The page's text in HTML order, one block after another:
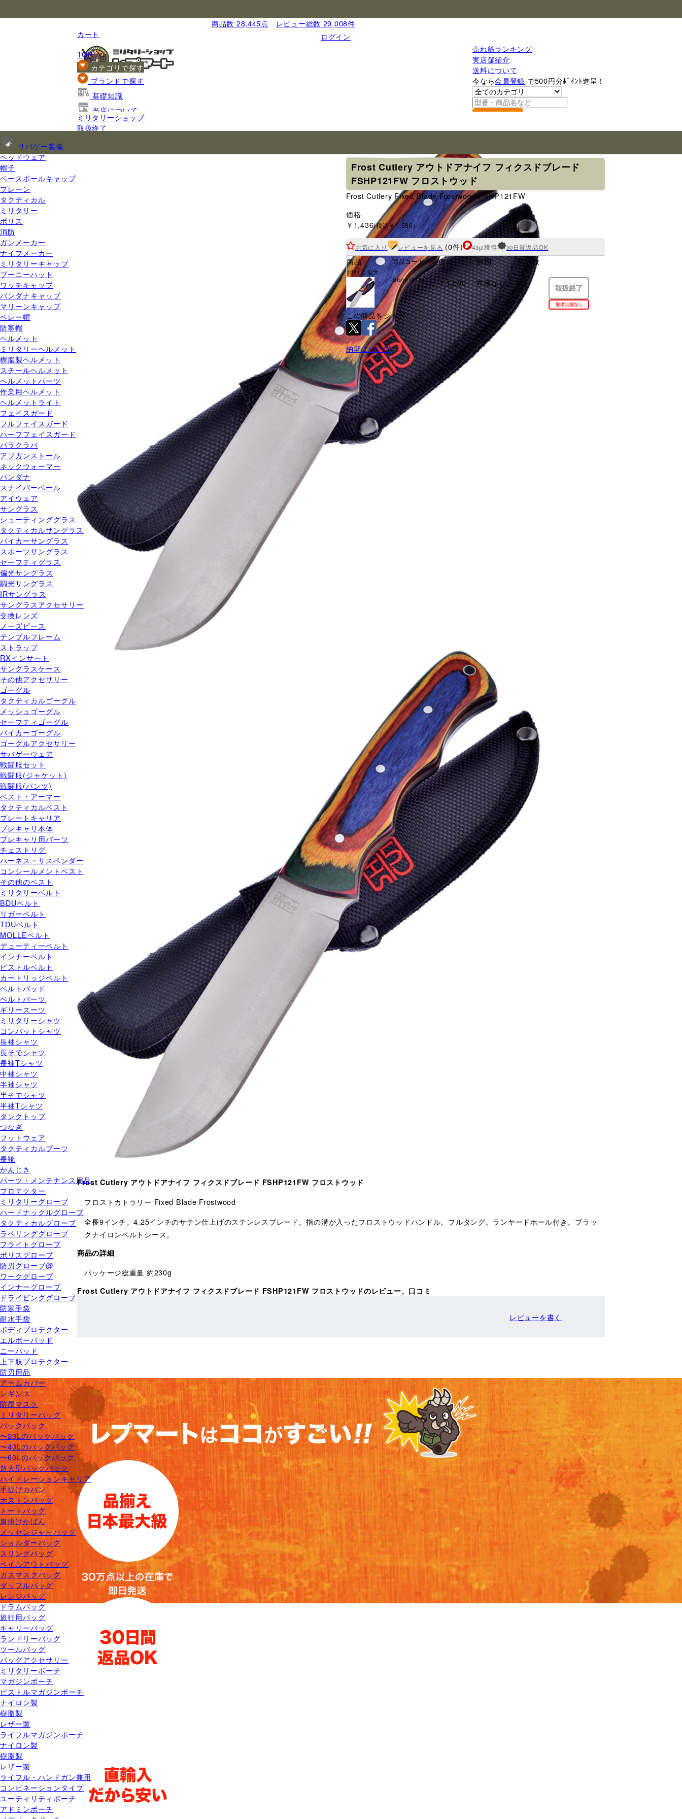
商品数 28,445点
レビュー総数 29,008件
ログイン
カート
売れ筋ランキング
実店舗紹介
送料について
今なら会員登録 で500円分ﾎﾟｲﾝﾄ進呈！
TOP
カテゴリで探す
サバゲー装備
ヘッドウェア
帽子
ベースボールキャップ
プレーン
タクティカル
ミリタリー
ポリス
消防
ガンメーカー
ナイフメーカー
ミリタリーキャップ
ブーニーハット
ワッチキャップ
バンダナキャップ
マリーンキャップ
ベレー帽
防寒帽
ヘルメット
ミリタリーヘルメット
樹脂製ヘルメット
スチールヘルメット
ヘルメットパーツ
作業用ヘルメット
ヘルメットライト
フェイスガード
フルフェイスガード
ハーフフェイスガード
バラクラバ
アフガンストール
ネックウォーマー
バンダナ
スナイパーベール
アイウェア
サングラス
シューティンググラス
タクティカルサングラス
バイカーサングラス
スポーツサングラス
セーフティグラス
偏光サングラス
調光サングラス
IRサングラス
サングラスアクセサリー
交換レンズ
ノーズピース
テンプルフレーム
ストラップ
RXインサート
サングラスケース
その他アクセサリー
ゴーグル
タクティカルゴーグル
メッシュゴーグル
セーフティゴーグル
バイカーゴーグル
ゴーグルアクセサリー
サバゲーウェア
戦闘服セット
戦闘服(ジャケット)
戦闘服(パンツ)
ベスト・アーマー
タクティカルベスト
プレートキャリア
プレキャリ本体
プレキャリ用パーツ
チェストリグ
ハーネス・サスペンダー
コンシールメントベスト
その他のベスト
ミリタリーベルト
BDUベルト
リガーベルト
TDUベルト
MOLLEベルト
デューティーベルト
インナーベルト
ピストルベルト
カートリッジベルト
ベルトパッド
ベルトパーツ
ギリースーツ
ミリタリーシャツ
コンバットシャツ
長袖シャツ
長そでシャツ
長袖Tシャツ
中袖シャツ
半袖シャツ
半そでシャツ
半袖Tシャツ
タンクトップ
つなぎ
フットウェア
タクティカルブーツ
長靴
かんじき
パーツ・メンテナンス用品
プロテクター
ミリタリーグローブ
ハードナックルグローブ
タクティカルグローブ
ラペリンググローブ
フライトグローブ
ポリスグローブ
防刃グローブ@
ワークグローブ
インナーグローブ
ドライビンググローブ
防寒手袋
耐水手袋
ボディプロテクター
エルボーパッド
ニーパッド
上下肢プロテクター
防刃用品
アームカバー
レギンス
防塵マスク
ミリタリーバッグ
バックパック
〜20Lのバックパック
〜40Lのバックパック
〜60Lのバックパック
超大型バックパック
ハイドレーションキャリア
手提げカバン
ボストンバッグ
トートバッグ
肩掛けかばん
メッセンジャーバッグ
ショルダーバッグ
スリングバッグ
ベイルアウトバッグ
ガスマスクバッグ
ダッフルバッグ
レンジバッグ
ドラムバッグ
旅行用バッグ
キャリーバッグ
ランドリーバッグ
ツールバッグ
バッグアクセサリー
ミリタリーポーチ
マガジンポーチ
ピストルマガジンポーチ
ナイロン製
樹脂製
レザー製
ライフルマガジンポーチ
ナイロン製
樹脂製
レザー製
ライフル・ハンドガン兼用
コンビネーションタイプ
ユーティリティポーチ
アドミンポーチ
ブランドで探す
基礎知識
当店について
ご利用ガイド
ミリタリーショップ
取扱終了
Frost Cutlery アウトドアナイフ フィクスドブレード
FSHP121FW フロストウッド
Frost Cutlery Fixed Blade Frostwood FSHP121FW
価格
￥1,436(税込￥1,580)
お気に入り レビューを見る (0件) 43pt獲得 30日間返品OK
商品
ｸﾘｯｸで拡大
商品コード 価格
(税込)
納期 購入数
bfshp121fwr ￥1,580 在庫なし 0
この商品をシェア
納期について
Frost Cutlery アウトドアナイフ フィクスドブレード FSHP121FW フロストウッド
フロストカトラリー Fixed Blade Frostwood
全長9インチ。4.25インチのサテン仕上げのステンレスブレード。指の溝が入ったフロストウッドハンドル。フルタング。ランヤードホール付き。ブラッ
クナイロンベルトシース。
商品の詳細
パッケージ総重量 約230g
Frost Cutlery アウトドアナイフ フィクスドブレード FSHP121FW フロストウッドのレビュー、口コミ
レビューを書く